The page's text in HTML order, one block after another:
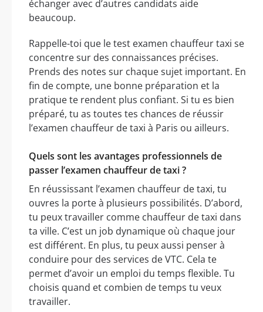
échanger avec d’autres candidats aide
beaucoup.
Rappelle-toi que le test examen chauffeur taxi se
concentre sur des connaissances précises.
Prends des notes sur chaque sujet important. En
fin de compte, une bonne préparation et la
pratique te rendent plus confiant. Si tu es bien
préparé, tu as toutes tes chances de réussir
l’examen chauffeur de taxi à Paris ou ailleurs.
Quels sont les avantages professionnels de
passer l’examen chauffeur de taxi ?
En réussissant l’examen chauffeur de taxi, tu
ouvres la porte à plusieurs possibilités. D’abord,
tu peux travailler comme chauffeur de taxi dans
ta ville. C’est un job dynamique où chaque jour
est différent. En plus, tu peux aussi penser à
conduire pour des services de VTC. Cela te
permet d’avoir un emploi du temps flexible. Tu
choisis quand et combien de temps tu veux
travailler.